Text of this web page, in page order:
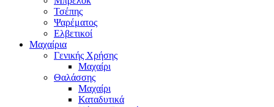
Τσέπης
Ψαρέματος
Ελβετικοί
Μαχαίρια
Γενικής Χρήσης
Μαχαίρι
Θαλάσσης
Μαχαίρι
Καταδυτικά